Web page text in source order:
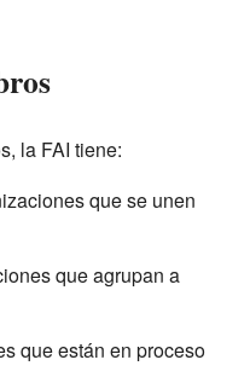
la FAI tiene:
que se unen
que agrupan a
que están en proceso